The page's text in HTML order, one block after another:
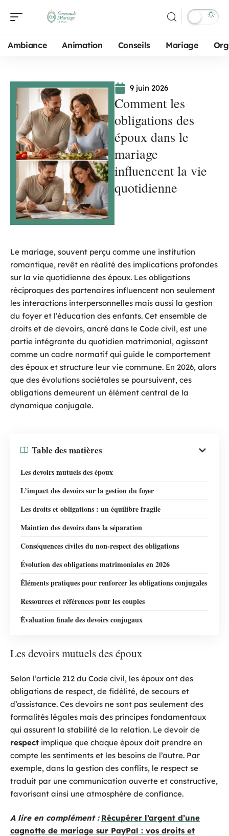
Ambiance Animation Conseils Mariage
9 juin 2026
Comment les
obligations des
époux dans le
mariage
influencent la vie
quotidienne
Le mariage, souvent perçu comme une institution
romantique, revêt en réalité des implications profondes
sur la vie quotidienne des époux. Les obligations
réciproques des partenaires influencent non seulement
les interactions interpersonnelles mais aussi la gestion
du foyer et l’éducation des enfants. Cet ensemble de
droits et de devoirs, ancré dans le Code civil, est une
partie intégrante du quotidien matrimonial, agissant
comme un cadre normatif qui guide le comportement
des époux et structure leur vie commune. En 2026, alors
que des évolutions sociétales se poursuivent, ces
obligations demeurent un élément central de la
dynamique conjugale.
Table des matières
Les devoirs mutuels des époux
L’impact des devoirs sur la gestion du foyer
Les droits et obligations : un équilibre fragile
Maintien des devoirs dans la séparation
Conséquences civiles du non-respect des obligations
Évolution des obligations matrimoniales en 2026
Éléments pratiques pour renforcer les obligations conjugales
Ressources et références pour les couples
Évaluation finale des devoirs conjugaux
Les devoirs mutuels des époux
Selon l’article 212 du Code civil, les époux ont des
obligations de respect, de fidélité, de secours et
d’assistance. Ces devoirs ne sont pas seulement des
formalités légales mais des principes fondamentaux
qui assurent la stabilité de la relation. Le devoir de
respect implique que chaque époux doit prendre en
compte les sentiments et les besoins de l’autre. Par
exemple, dans la gestion des conflits, le respect se
traduit par une communication ouverte et constructive,
favorisant ainsi une atmosphère de confiance.
A lire en complément : Récupérer l’argent d’une
cagnotte de mariage sur PayPal : vos droits et